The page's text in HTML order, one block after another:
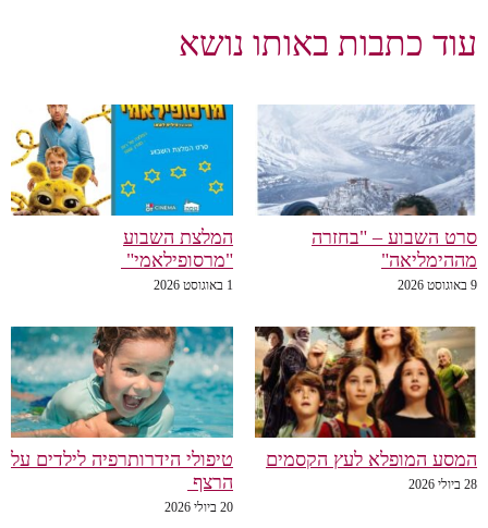
כתבות באותו נושא
השבוע – "בחזרה
המלצת השבוע
"מרסופילאמי"
המופלא לעץ הקסמים
טיפולי הידרותרפיה לילדים על
הרצף